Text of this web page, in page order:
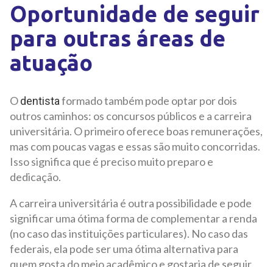
Oportunidade de seguir
para outras áreas de
atuação
Odentistaformado também pode optar por dois
outros caminhos: os concursos públicos e a carreira
universitária. O primeiro oferece boas remunerações,
mas com poucas vagas e essas são muito concorridas.
Isso significa que é preciso muito preparo e
dedicação.
A carreira universitária é outra possibilidade e pode
significar uma ótima forma de complementar a renda
(no caso das instituições particulares). No caso das
federais, ela pode ser uma ótima alternativa para
quem gosta do meio acadêmico e gostaria de seguir